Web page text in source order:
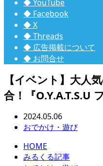
◆ YouTube
◆ Facebook
◆ X
◆ Threads
◆ 広告掲載について
◆ お問合せ
【イベント】大人
合！『O.Y.A.T.S.U
2024.05.06
おでかけ・遊び
HOME
みるくる記事